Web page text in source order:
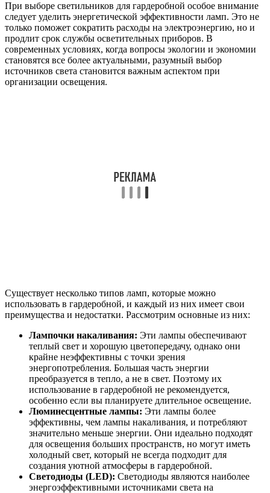
При выборе светильников для гардеробной особое внимание
следует уделить энергетической эффективности ламп. Это не
только поможет сократить расходы на электроэнергию, но и
продлит срок службы осветительных приборов. В
современных условиях, когда вопросы экологии и экономии
становятся все более актуальными, разумный выбор
источников света становится важным аспектом при
организации освещения.
Существует несколько типов ламп, которые можно
использовать в гардеробной, и каждый из них имеет свои
преимущества и недостатки. Рассмотрим основные из них:
Лампочки накаливания: Эти лампы обеспечивают
теплый свет и хорошую цветопередачу, однако они
крайне неэффективны с точки зрения
энергопотребления. Большая часть энергии
преобразуется в тепло, а не в свет. Поэтому их
использование в гардеробной не рекомендуется,
особенно если вы планируете длительное освещение.
Люминесцентные лампы: Эти лампы более
эффективны, чем лампы накаливания, и потребляют
значительно меньше энергии. Они идеально подходят
для освещения больших пространств, но могут иметь
холодный свет, который не всегда подходит для
создания уютной атмосферы в гардеробной.
Светодиоды (LED): Светодиоды являются наиболее
энергоэффективными источниками света на